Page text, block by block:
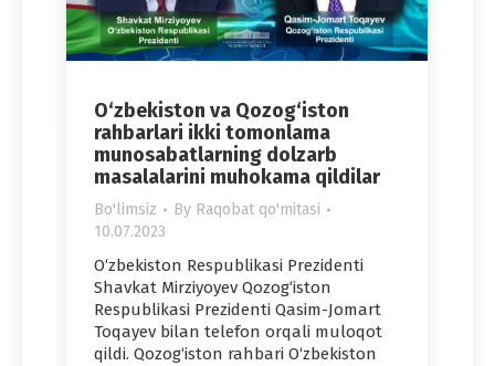
O‘zbekiston va Qozog‘iston
rahbarlari ikki tomonlama
munosabatlarning dolzarb
masalalarini muhokama qildilar
Bo'limsiz By Raqobat qo'mitasi
10.07.2023
O‘zbekiston Respublikasi Prezidenti
Shavkat Mirziyoyev Qozog‘iston
Respublikasi Prezidenti Qasim-Jomart
Toqayev bilan telefon orqali muloqot
qildi. Qozog‘iston rahbari O‘zbekiston